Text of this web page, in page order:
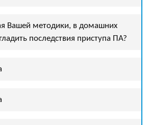
Вашей методики, в домашних
последствия приступа ПА?